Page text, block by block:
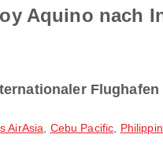
Aquino nach
AirAsia Cebu Pacific